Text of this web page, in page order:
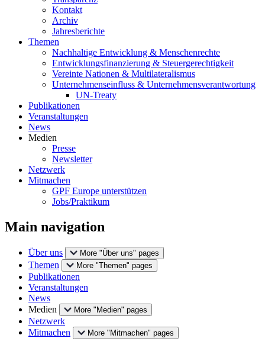
Kontakt
Archiv
Jahresberichte
Themen
Nachhaltige Entwicklung & Menschenrechte
Entwicklungsfinanzierung & Steuergerechtigkeit
Vereinte Nationen & Multilateralismus
Unternehmenseinfluss & Unternehmensverantwortung
UN-Treaty
Publikationen
Veranstaltungen
News
Medien
Presse
Newsletter
Netzwerk
Mitmachen
GPF Europe unterstützen
Jobs/Praktikum
Main navigation
Über uns More "Über uns" pages
Themen More "Themen" pages
Publikationen
Veranstaltungen
News
Medien
More "Medien" pages
Netzwerk
Mitmachen
More "Mitmachen" pages